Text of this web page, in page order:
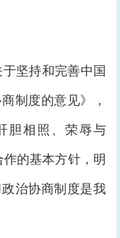
坚持和完善中国
制度的意见》，
胆相照、荣辱与
的基本方针，明
治协商制度是我